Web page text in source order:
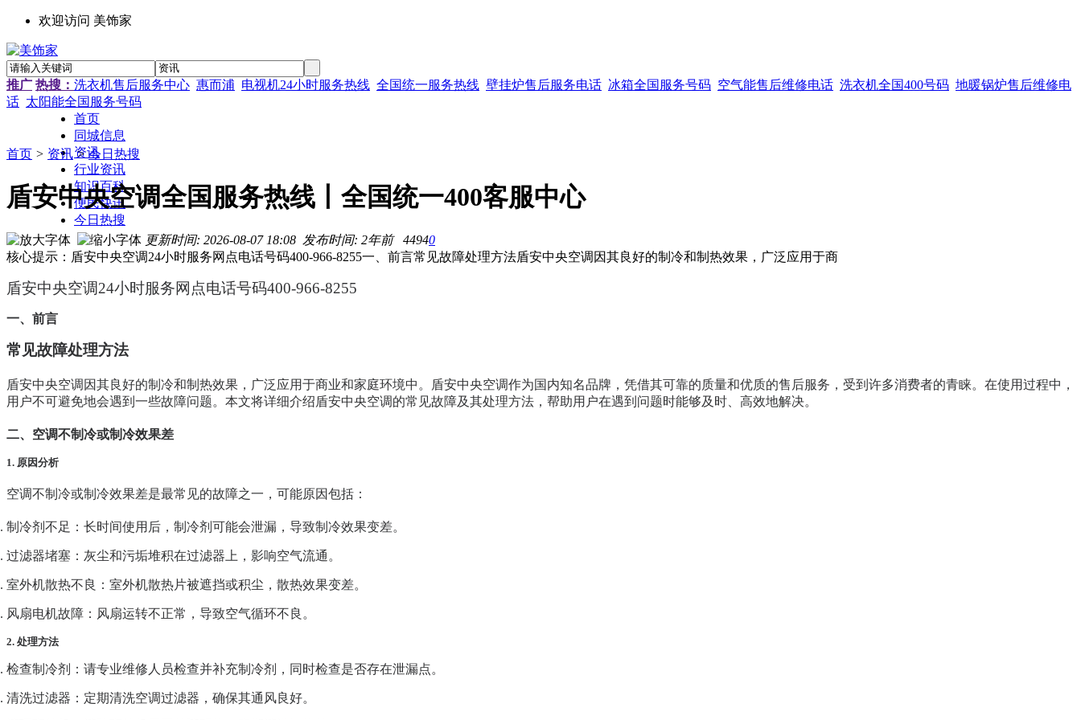
欢迎访问 美饰家
推广 热搜： 洗衣机售后服务中心 惠而浦 电视机24小时服务热线 全国统一服务热线 壁挂炉售后服务电话 冰箱全国服务号码 空气能售后维修电话 洗衣机全国400号码 地暖锅炉售后维修电
话 太阳能全国服务号码
首页
同城信息
资讯
行业资讯
知识百科
便民快讯
今日热搜
首页 > 资讯 > 今日热搜
盾安中央空调全国服务热线丨全国统一400客服中心
更新时间: 2026-08-07 18:08 发布时间: 2年前 44940
核心提示：盾安中央空调24小时服务网点电话号码400-966-8255一、前言常见故障处理方法盾安中央空调因其良好的制冷和制热效果，广泛应用于商
盾安中央空调24小时服务网点电话号码400-966-8255
一、前言
常见故障处理方法
盾安中央空调因其良好的制冷和制热效果，广泛应用于商业和家庭环境中。盾安中央空调作为国内知名品牌，凭借其可靠的质量和优质的售后服务，受到许多消费者的青睐。在使用过程中，
用户不可避免地会遇到一些故障问题。本文将详细介绍盾安中央空调的常见故障及其处理方法，帮助用户在遇到问题时能够及时、高效地解决。
二、空调不制冷或制冷效果差
1. 原因分析
空调不制冷或制冷效果差是最常见的故障之一，可能原因包括：
制冷剂不足 ：长时间使用后，制冷剂可能会泄漏，导致制冷效果变差。
过滤器堵塞 ：灰尘和污垢堆积在过滤器上，影响空气流通。
室外机散热不良 ：室外机散热片被遮挡或积尘，散热效果变差。
风扇电机故障 ：风扇运转不正常，导致空气循环不良。
2. 处理方法
检查制冷剂 ：请专业维修人员检查并补充制冷剂，同时检查是否存在泄漏点。
清洗过滤器 ：定期清洗空调过滤器，确保其通风良好。